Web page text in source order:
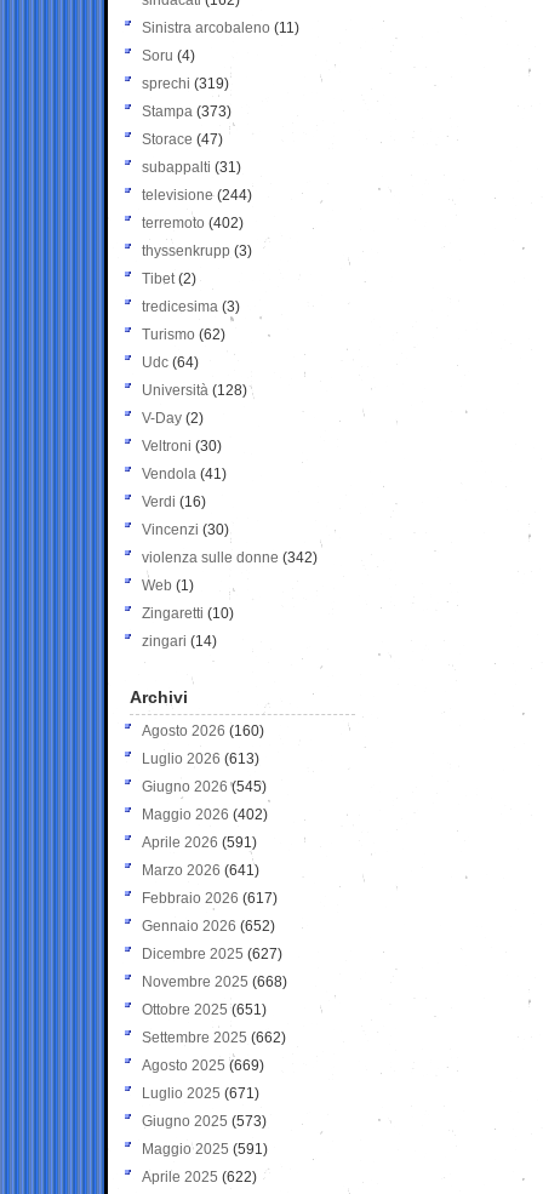
Sinistra arcobaleno (11)
Soru (4)
sprechi (319)
Stampa (373)
Storace (47)
subappalti (31)
televisione(244)
terremoto (402)
thyssenkrupp (3)
Tibet(2)
tredicesima (3)
Turismo (62)
Udc (64)
Università (128)
V-Day (2)
Veltroni (30)
Vendola (41)
Verdi (16)
Vincenzi (30)
violenza sulle donne (342)
Web (1)
Zingaretti (10)
zingari (14)
Archivi
Agosto 2026 (160)
Luglio 2026 (613)
Giugno 2026 (545)
Maggio 2026 (402)
Aprile 2026 (591)
Marzo 2026 (641)
Febbraio 2026 (617)
Gennaio 2026 (652)
Dicembre 2025 (627)
Novembre 2025 (668)
Ottobre 2025 (651)
Settembre 2025 (662)
Agosto 2025 (669)
Luglio 2025 (671)
Giugno 2025 (573)
Maggio 2025 (591)
Aprile 2025 (622)